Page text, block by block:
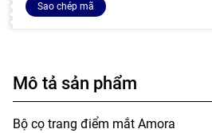
Sao chép mã
Mô tả sản phẩm
Bộ cọ trang điểm mắt Amora